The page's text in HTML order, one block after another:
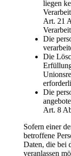
liegen
Art. 21
Die
Die
Die
Art. 8
Sofern einer
betroffene
Daten, die bei
veranlassen